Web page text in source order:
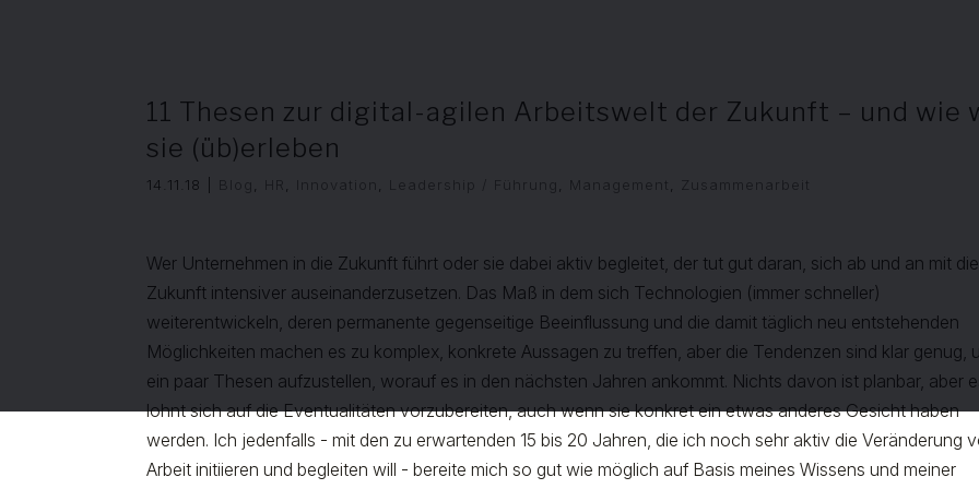
11 Thesen zur digital-agilen Arbeitswelt der Zukunft – und wie
sie (üb)erleben
14.11.18 Blog HR Innovation Leadership / Führung Management Zusammenarbeit
Wer Unternehmen in die Zukunft führt oder sie dabei aktiv begleitet, der tut gut daran, sich ab und an mit
Zukunft intensiver auseinanderzusetzen. Das Maß in dem sich Technologien (immer schneller)
weiterentwickeln, deren permanente gegenseitige Beeinflussung und die damit täglich neu entstehenden
Möglichkeiten machen es zu komplex, konkrete Aussagen zu treffen, aber die Tendenzen sind klar genug,
ein paar Thesen aufzustellen, worauf es in den nächsten Jahren ankommt. Nichts davon ist planbar, aber
lohnt sich auf die Eventualitäten vorzubereiten, auch wenn sie konkret ein etwas anderes Gesicht haben
werden. Ich jedenfalls - mit den zu erwartenden 15 bis 20 Jahren, die ich noch sehr aktiv die Veränderung
Arbeit initiieren und begleiten will - bereite mich so gut wie möglich auf Basis meines Wissens und meiner